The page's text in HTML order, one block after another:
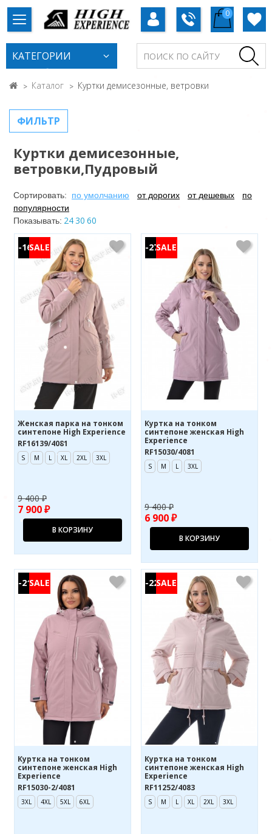
0
КАТЕГОРИИ
Каталог Куртки демисезонные, ветровки
ФИЛЬТР
Куртки демисезонные,
ветровки,Пудровый
Сортировать: по умолчанию от дорогих от дешевых
по
популярности
Показывать: 2430 60
-16%
Женская парка на тонком
синтепоне High Experience
RF16139/4081
S M L XL 2XL 3XL
9 400 ₽
7 900 ₽
В КОРЗИНУ
-27%
Куртка на тонком
синтепоне женская High
Experience
RF15030/4081
S M L 3XL
9 400 ₽
6 900 ₽
В КОРЗИНУ
-21%
Куртка на тонком
синтепоне женская High
Experience
RF15030-2/4081
3XL 4XL 5XL 6XL
-22%
Куртка на тонком
синтепоне женская High
Experience
RF11252/4083
S M L XL 2XL 3XL